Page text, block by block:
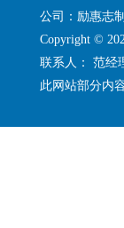
公司：励惠志
Copyright ©
联系人： 范
此网站部分内